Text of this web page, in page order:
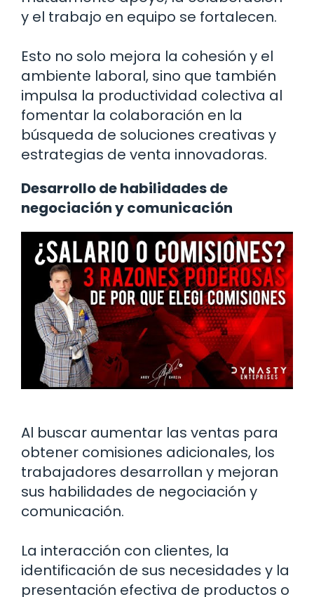
y el trabajo en equipo se fortalecen.
Esto no solo mejora la cohesión y el
ambiente laboral, sino que también
impulsa la productividad colectiva al
fomentar la colaboración en la
búsqueda de soluciones creativas y
estrategias de venta innovadoras.
Desarrollo de habilidades de
negociación y comunicación
Al buscar aumentar las ventas para
obtener comisiones adicionales, los
trabajadores desarrollan y mejoran
sus habilidades de negociación y
comunicación.
La interacción con clientes, la
identificación de sus necesidades y la
presentación efectiva de productos o